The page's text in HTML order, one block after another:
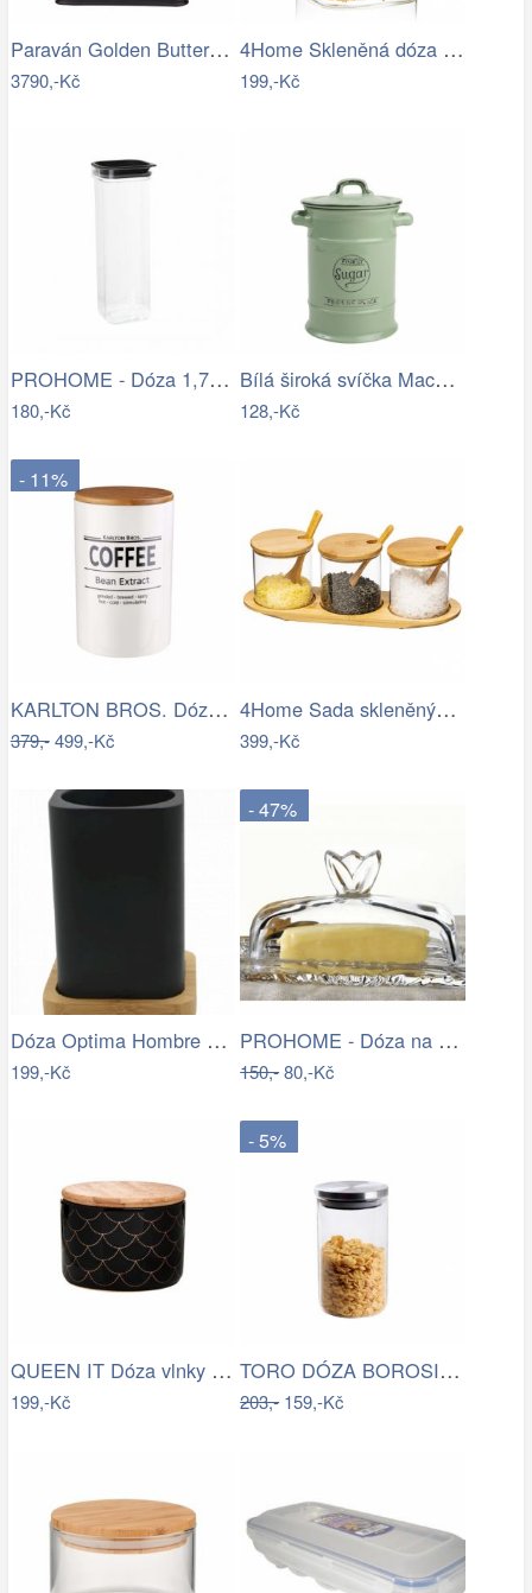
Paraván Golden Butterfly Dekorhome
3790,-Kč
4Home Skleněná dóza na potraviny s…
199,-Kč
PROHOME - Dóza 1,7L HAMBURG špagety
180,-Kč
Bílá široká svíčka Macon Rustic white -…
128,-Kč
- 11%
KARLTON BROS. Dóza na kávu 1,1 l
379,-499,-Kč
4Home Sada skleněných dóz s podnosem a…
399,-Kč
Dóza Optima Hombre černá HOM27
199,-Kč
- 47%
PROHOME - Dóza na máslo
150,-80,-Kč
QUEEN IT Dóza vlnky 400 ml
199,-Kč
- 5%
TORO DÓZA BOROSILIK.SKLO, NEREZ VÍČKO…
203,-159,-Kč